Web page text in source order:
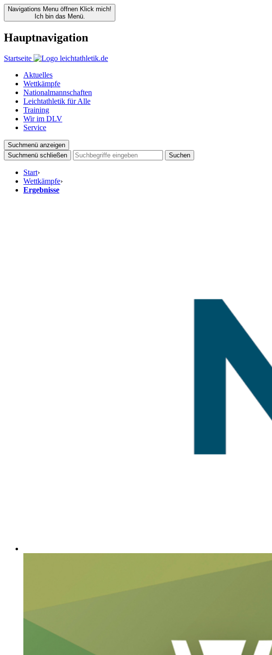
Navigations Menu öffnen Klick mich!
Ich bin das Menü.
Hauptnavigation
Startseite
Aktuelles
Wettkämpfe
Nationalmannschaften
Leichtathletik für Alle
Training
Wir im DLV
Service
Suchmenü anzeigen
Suchmenü schließen
Suchen
Start›
Wettkämpfe›
Ergebnisse